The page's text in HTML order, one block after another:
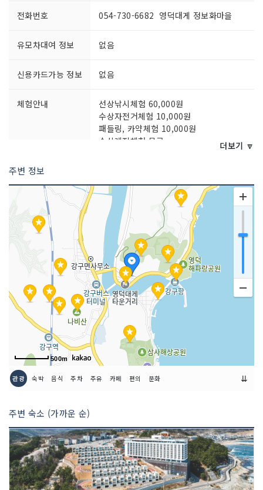
전화번호 054-730-6682 영덕대게 정보화마을
유모차대여 정보 없음
신용카드가능 정보 없음
체험안내
선상낚시체험 60,000원
수상자전거체험 10,000원
패들링, 카약체험 10,000원
수상레져체험 무료
문의 및 안내 마을운영위원회 054-730-6682
주차시설
주차 가능(약10대)
요금(무료)
쉬는날 연중무휴
이용시간
상시 개방
※직거래장터 13:00~18:00
더보기 🔽
주변 정보
500m
관광 숙박 음식 주차 주유 카페 편의 문화 ⇊
주변 숙소 (가까운 순)